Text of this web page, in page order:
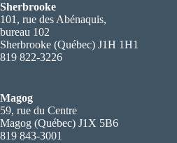
Sherbrooke
101, rue des Abénaquis,
bureau 102
Sherbrooke (Québec) J1H 1H1
819 822-3226
Magog
59, rue du Centre
Magog (Québec) J1X 5B6
819 843-3001